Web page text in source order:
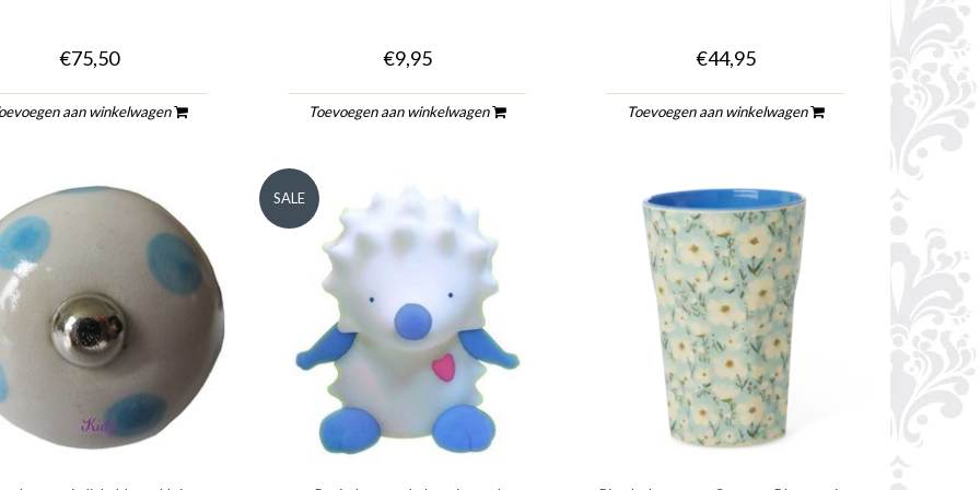
€75,50
aan winkelwagen
€9,95
Toevoegen aan winkelwagen
€44,95
Toevoegen aan winkelwagen
SALE